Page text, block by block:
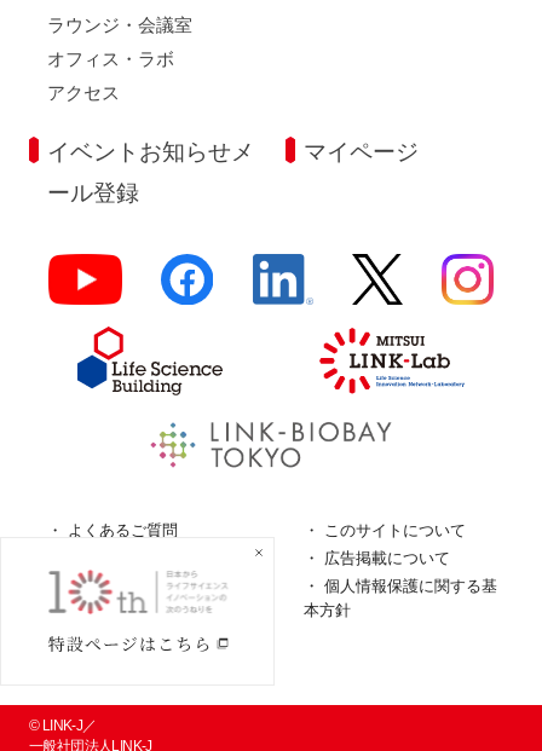
ラウンジ・会議室
オフィス・ラボ
アクセス
イベントお知らせメ
ール登録
マイページ
よくあるご質問
このサイトについて
広告掲載について
特定商取引法に基づく表
記
個人情報保護に関する基
本方針
個人情報の取扱について
© LINK-J／
一般社団法人LINK-J